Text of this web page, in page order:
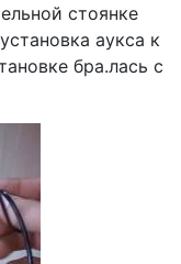
стоянке
аукса к
бра.лась с